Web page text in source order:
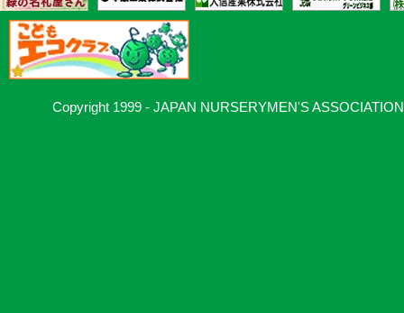
Copyright 1999 - JAPAN NURSERYMEN'S